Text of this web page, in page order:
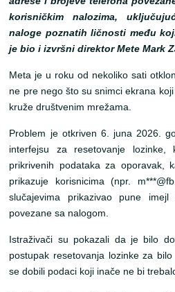
korisničkim nalozima,
naloge poznatih ličnosti među
je bio i izvršni direktor Mete Mark
Meta je u roku od nekoliko sati
ne pre nego što su snimci ekrana
kruže društvenim mrežama.
Problem je otkriven 6. juna 2026.
interfejsu za resetovanje lozinke,
prikrivenih podataka za oporavak,
prikazuje korisnicima (npr.
slučajevima prikazivao pune
povezane sa nalogom.
Istraživači su pokazali da je bilo
postupak resetovanja lozinke za
se dobili podaci koji inače ne bi